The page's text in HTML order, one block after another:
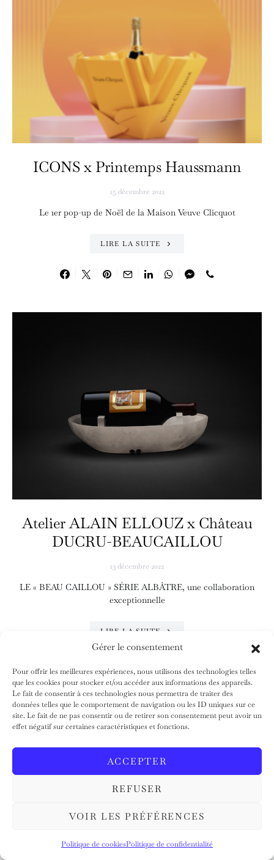
Gérer le consentement
Pour offrir les meilleures expériences, nous utilisons des technologies telles
que les cookies pour stocker et/ou accéder aux informations des appareils.
Le fait de consentir à ces technologies nous permettra de traiter des
données telles que le comportement de navigation ou les ID uniques sur ce
site. Le fait de ne pas consentir ou de retirer son consentement peut avoir un
effet négatif sur certaines caractéristiques et fonctions.
ACCEPTER
REFUSER
VOIR LES PRÉFÉRENCES
Politique de cookiesPolitique de confidentialité
ICONS x Printemps Haussmann
15 décembre 2022
Le 1er pop-up de Noël de la Maison Veuve Clicquot
LIRE LA SUITE
Atelier ALAIN ELLOUZ x Château
DUCRU-BEAUCAILLOU
13 décembre 2022
LE « BEAU CAILLOU » SÉRIE ALBÂTRE, une collaboration
exceptionnelle
LIRE LA SUITE